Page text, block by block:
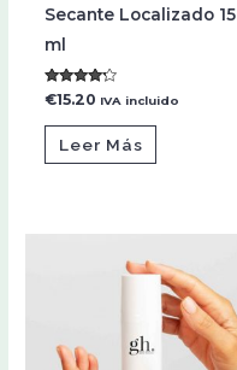
Secante Localizado 15
ml
Valorado
con
4.00
€15.20 IVA incluido
Leer Más